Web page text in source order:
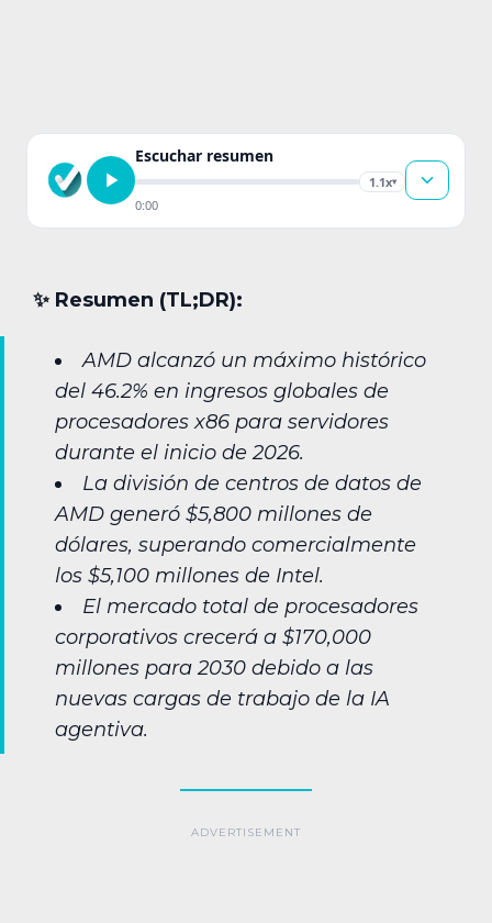
Escuchar resumen
1.1x▾
0:00
✨︎ Resumen (TL;DR):
AMD alcanzó un máximo histórico
del 46.2% en ingresos globales de
procesadores x86 para servidores
durante el inicio de 2026.
La división de centros de datos de
AMD generó $5,800 millones de
dólares, superando comercialmente
los $5,100 millones de Intel.
El mercado total de procesadores
corporativos crecerá a $170,000
millones para 2030 debido a las
nuevas cargas de trabajo de la IA
agentiva.